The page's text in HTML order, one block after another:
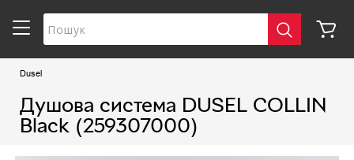
Dusel
Душова система DUSEL COLLIN
Black (259307000)